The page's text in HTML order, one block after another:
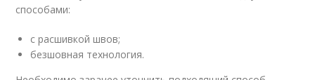
способами:
с расшивкой швов;
безшовная технология.